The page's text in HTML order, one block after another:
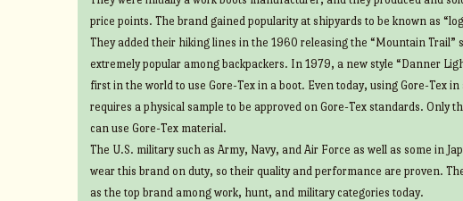
price points. The brand gained popularity at shipyards to be known as
They added their hiking lines in the 1960 releasing the “Mountain Trail”
extremely popular among backpackers. In 1979, a new style “Danner
first in the world to use Gore-Tex in a boot. Even today, using Gore-Tex in
requires a physical sample to be approved on Gore-Tex standards. Only
can use Gore-Tex material.
The U.S. military such as Army, Navy, and Air Force as well as some in
wear this brand on duty, so their quality and performance are proven.
as the top brand among work, hunt, and military categories today.